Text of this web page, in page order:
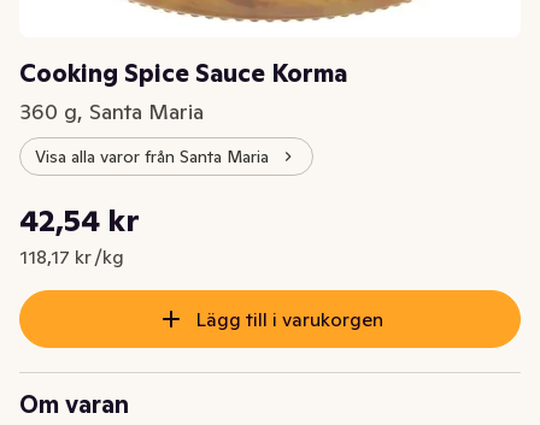
Cooking Spice Sauce Korma
360 g, Santa Maria
Visa alla varor från Santa Maria
Nuvarande pris är: 42,54 kr
42,54 kr
118,17 kr /kg
Styckpris: 118,17 kr /kg
Lägg till i varukorgen
Om varan